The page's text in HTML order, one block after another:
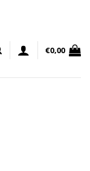
€0,00